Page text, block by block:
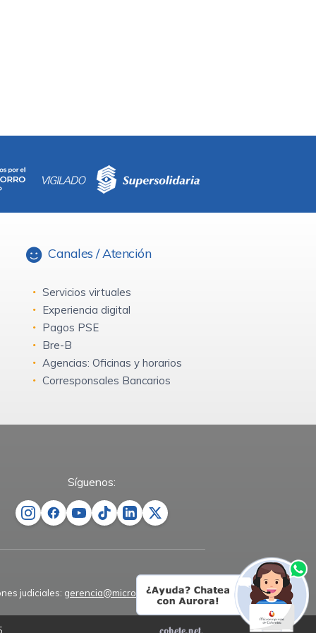
Canales / Atención
Servicios virtuales
Experiencia digital
Pagos PSE
Bre-B
Agencias: Oficinas y horarios
Corresponsales Bancarios
Síguenos:
judiciales: gerencia@microempresas.co